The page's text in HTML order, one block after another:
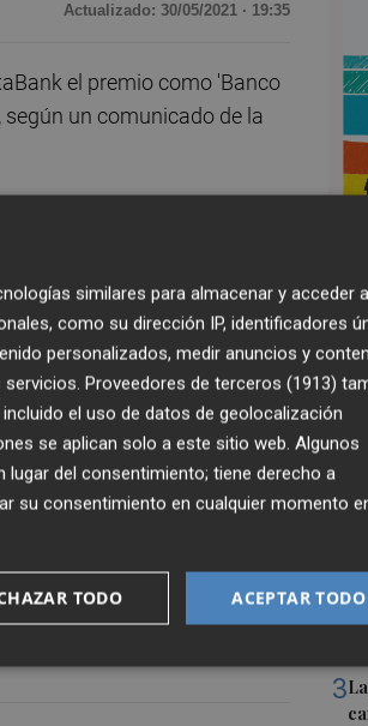
1
2El
3
Actualizado: 30/05/2021 · 19:35
el premio como 'Banco
un comunicado de la
en el diseño de
sabido aprovechar la
de CaixaBank, que
y que cuenta con un
que "la innovación en los
la pandemia.
ha sido premiada en la
particulares ha recibido
similares para almacenar y acceder a
como su dirección IP, identificadores
personalizados, medir anuncios y
Proveedores de terceros (1913)
el uso de datos de geolocalización
se aplican solo a este sitio web. Algunos
lugar del consentimiento; tiene derecho a
su consentimiento en cualquier momento
ACEPTAR TODO
TODO